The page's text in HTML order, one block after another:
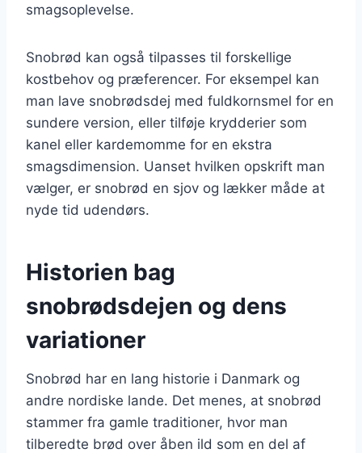
smagsoplevelse.
Snobrød kan også tilpasses til forskellige
kostbehov og præferencer. For eksempel kan
man lave snobrødsdej med fuldkornsmel for en
sundere version, eller tilføje krydderier som
kanel eller kardemomme for en ekstra
smagsdimension. Uanset hvilken opskrift man
vælger, er snobrød en sjov og lækker måde at
nyde tid udendørs.
Historien bag
snobrødsdejen og dens
variationer
Snobrød har en lang historie i Danmark og
andre nordiske lande. Det menes, at snobrød
stammer fra gamle traditioner, hvor man
tilberedte brød over åben ild som en del af